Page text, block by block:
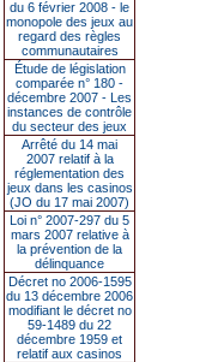
du 6 février 2008 - le
monopole des jeux au
regard des règles
communautaires
Étude de législation
comparée n° 180 -
décembre 2007 - Les
instances de contrôle
du secteur des jeux
Arrêté du 14 mai
2007 relatif à la
réglementation des
jeux dans les casinos
(JO du 17 mai 2007)
Loi n° 2007-297 du 5
mars 2007 relative à
la prévention de la
délinquance
Décret no 2006-1595
du 13 décembre 2006
modifiant le décret no
59-1489 du 22
décembre 1959 et
relatif aux casinos